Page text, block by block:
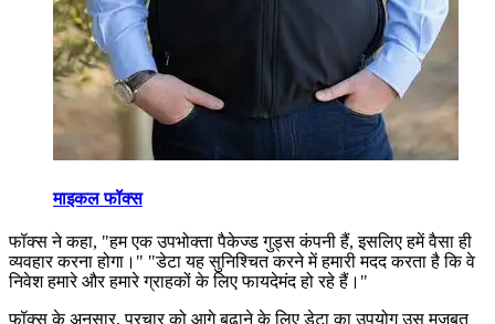
माइकल फॉक्स
फॉक्स ने कहा, "हम एक उपभोक्ता पैकेज्ड गुड्स कंपनी हैं, इसलिए हमें वैसा ही
व्यवहार करना होगा।" "डेटा यह सुनिश्चित करने में हमारी मदद करता है कि वे
निवेश हमारे और हमारे ग्राहकों के लिए फायदेमंद हो रहे हैं।"
फॉक्स के अनुसार, प्रचार को आगे बढ़ाने के लिए डेटा का उपयोग उस मजबूत